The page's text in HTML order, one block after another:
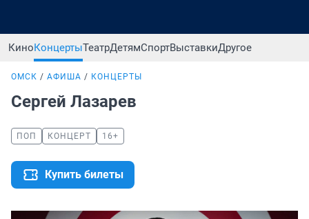
КиноКонцертыТеатрДетямСпортВыставкиДругое
ОМСК АФИША КОНЦЕРТЫ
Сергей Лазарев
ПОП КОНЦЕРТ 16+
Купить билеты